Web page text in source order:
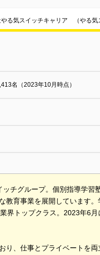
る気スイッチキャリア （やる気
名（2023年10月時点）
チグループ。個別指導学習
教育事業を展開しています
界トップクラス。2023年6
り、仕事とプライベートを